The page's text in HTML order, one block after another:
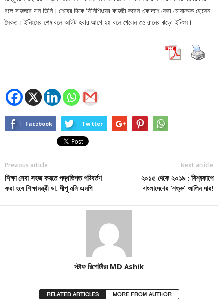
বলে সাজঘরে যান তিনি। শেষের দিকে ফিনিশিংয়ের কাজটা করেন একাদশে ফেরা মোসাদ্দেক হোসেন
সৈকত। ইনিংসের শেষ বলে আউট হবার আগে ২৪ বলে খেলেন ৩৫ রানের ঝড়ো ইনিংস।
Facebook Twitter
Previous article
শিক্ষা সেবা সহজ করতে পদ্ধতিগত পরিবর্তণ
করা হবে শিক্ষামন্ত্রী ডা. দীপু মনি এমপি
Next article
২০১৫ থেকে ২০১৯ : বিশ্বকাপে
বাংলাদেশের ‘শত্রু’ আলিম দার!
স্টাফ রিপোর্টারঃ MD Ashik
RELATED ARTICLES MORE FROM AUTHOR